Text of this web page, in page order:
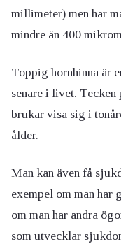
millimeter) men har
mindre än 400
Toppig hornhinna är
senare i livet. Tecken
brukar visa sig i
ålder.
Man kan även få
exempel om man har
om man har andra
som utvecklar